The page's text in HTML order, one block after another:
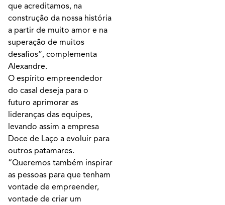
que acreditamos, na
construção da nossa história
a partir de muito amor e na
superação de muitos
desafios”, complementa
Alexandre.
O espírito empreendedor
do casal deseja para o
futuro aprimorar as
lideranças das equipes,
levando assim a empresa
Doce de Laço a evoluir para
outros patamares.
“Queremos também inspirar
as pessoas para que tenham
vontade de empreender,
vontade de criar um